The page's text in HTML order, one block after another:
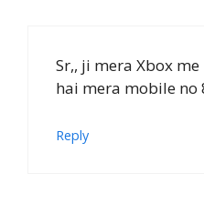
Sr,, ji mera Xbox
hai mera mobile no
Reply